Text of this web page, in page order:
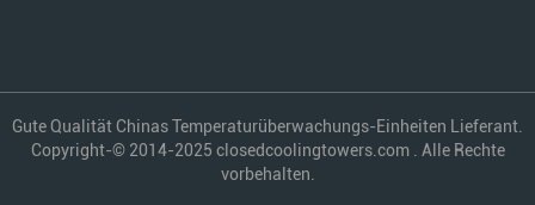
Gute Qualität Chinas Temperaturüberwachungs-Einheiten Lieferant.
Copyright-© 2014-2025 closedcoolingtowers.com . Alle Rechte
vorbehalten.